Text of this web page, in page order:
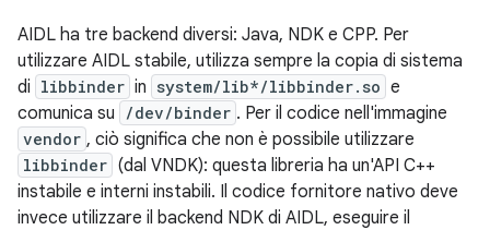
AIDL ha tre backend diversi: Java, NDK e CPP. Per
utilizzare AIDL stabile, utilizza sempre la copia di sistema
di libbinder in system/lib*/libbinder.so e
comunica su
/dev/binder . Per il codice nell'immagine
vendor , ciò significa che non è possibile utilizzare
libbinder (dal VNDK): questa libreria ha un'API C++
instabile e interni instabili. Il codice fornitore nativo deve
invece utilizzare il backend NDK di AIDL, eseguire il